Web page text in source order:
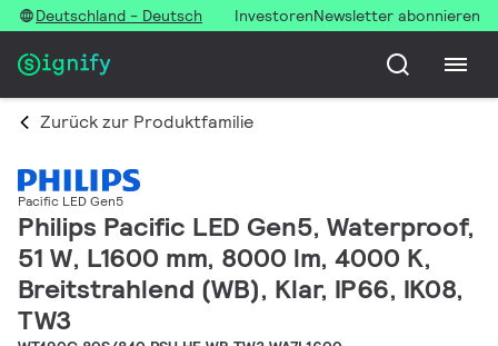
Deutschland - Deutsch InvestorenNewsletter abonnieren
Zurück zur Produktfamilie
Pacific LED Gen5
Philips Pacific LED Gen5, Waterproof,
51 W, L1600 mm, 8000 lm, 4000 K,
Breitstrahlend (WB), Klar, IP66, IK08,
TW3